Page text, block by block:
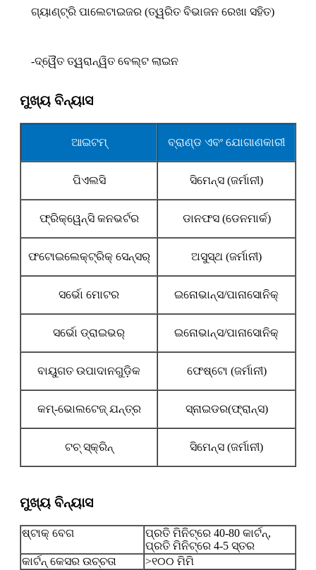
ଗ୍ୟାଣ୍ଟ୍ରି ପାଲେଟାଇଜର (ତ୍ୱରିତ ବିଭାଜନ ରେଖା ସହିତ)
-ଦ୍ୱୈତ ତ୍ୱରାନ୍ୱିତ ବେଲ୍ଟ ଲାଇନ
ମୁଖ୍ୟ ବିନ୍ୟାସ
ଆଇଟମ୍‌ ବ୍ରାଣ୍ଡ ଏବଂ ଯୋଗାଣକାରୀ
ପିଏଲସି ସିମେନ୍ସ (ଜର୍ମାନୀ)
ଫ୍ରିକ୍ୱେନ୍ସି କନଭର୍ଟର ଡାନଫସ (ଡେନମାର୍କ)
ଫଟୋଇଲେକ୍ଟ୍ରିକ୍ ସେନ୍ସର୍ ଅସୁସ୍ଥ (ଜର୍ମାନୀ)
ସର୍ଭୋ ମୋଟର ଇନୋଭାନ୍ସ/ପାନାସୋନିକ୍
ସର୍ଭୋ ଡ୍ରାଇଭର୍ ଇନୋଭାନ୍ସ/ପାନାସୋନିକ୍
ବାୟୁଗତ ଉପାଦାନଗୁଡ଼ିକ ଫେଷ୍ଟୋ (ଜର୍ମାନୀ)
କମ୍-ଭୋଲଟେଜ୍ ଯନ୍ତ୍ର ସ୍ନାଇଡର(ଫ୍ରାନ୍ସ)
ଟଚ୍ ସ୍କ୍ରିନ୍ ସିମେନ୍ସ (ଜର୍ମାନୀ)
ମୁଖ୍ୟ ବିନ୍ୟାସ
ଷ୍ଟାକ୍ ବେଗ
ପ୍ରତି ମିନିଟ୍‌ରେ 40-80 କାର୍ଟନ୍,
ପ୍ରତି ମିନିଟ୍‌ରେ 4-5 ସ୍ତର
କାର୍ଟନ୍ କେସର ଉଚ୍ଚତା
>୧୦୦ ମିମି